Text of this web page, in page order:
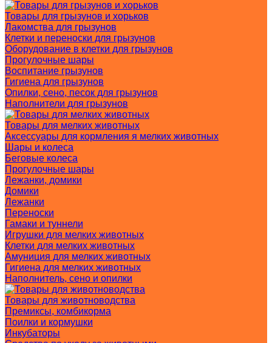
Товары для грызунов и хорьков
Лакомства для грызунов
Клетки и переноски для грызунов
Оборудование в клетки для грызунов
Прогулочные шары
Воспитание грызунов
Гигиена для грызунов
Опилки, сено, песок для грызунов
Наполнители для грызунов
Товары для мелких животных
Аксессуары для кормления я мелких животных
Шары и колеса
Беговые колеса
Прогулочные шары
Лежанки, домики
Домики
Лежанки
Переноски
Гамаки и туннели
Игрушки для мелких животных
Клетки для мелких животных
Амуниция для мелких животных
Гигиена для мелких животных
Наполнитель, сено и опилки
Товары для животноводства
Премиксы, комбикорма
Поилки и кормушки
Инкубаторы